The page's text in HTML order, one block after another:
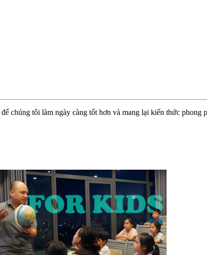
để chúng tôi làm ngày càng tốt hơn và mang lại kiến thức phong